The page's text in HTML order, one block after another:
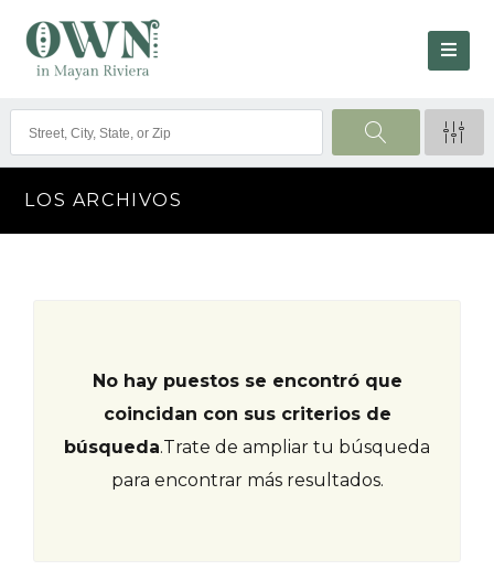
LOS ARCHIVOS
No hay puestos se encontró que
coincidan con sus criterios de
búsqueda.Trate de ampliar tu búsqueda
para encontrar más resultados.